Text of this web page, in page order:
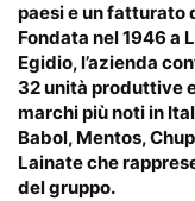
paesi e un fatturato
Fondata nel 1946 a
Egidio, l’azienda
32 unità produttive
marchi più noti in
Babol, Mentos,
Lainate che
del gruppo.